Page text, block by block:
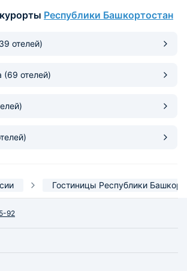
Республики Башкортостан
отелей)
(69 отелей)
Гостиницы Республики
92